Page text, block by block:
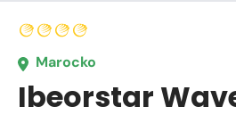
Marocko
Ibeorstar